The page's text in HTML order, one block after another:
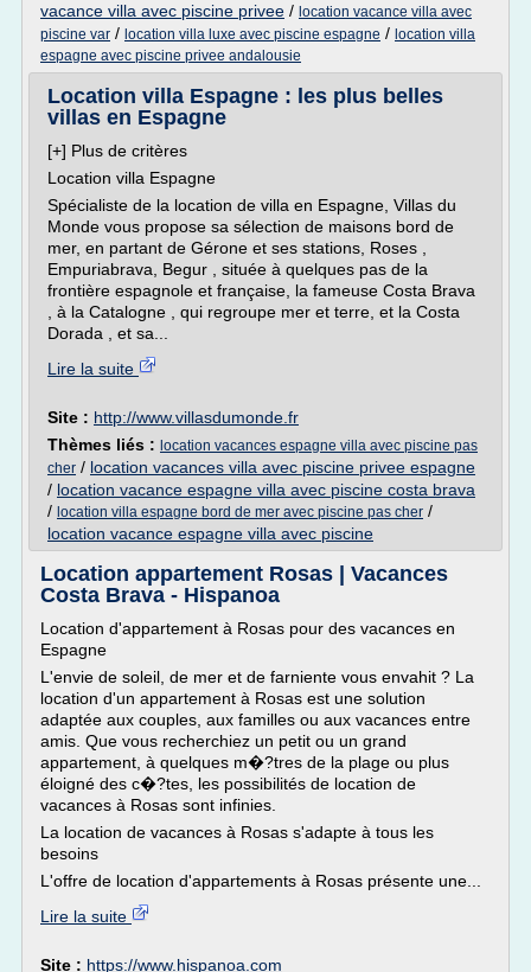
vacance villa avec piscine privee / location vacance villa avec
piscine var / location villa luxe avec piscine espagne / location villa
espagne avec piscine privee andalousie
Location villa Espagne : les plus belles
villas en Espagne
[+] Plus de critères
Location villa Espagne
Spécialiste de la location de villa en Espagne, Villas du
Monde vous propose sa sélection de maisons bord de
mer, en partant de Gérone et ses stations, Roses ,
Empuriabrava, Begur , située à quelques pas de la
frontière espagnole et française, la fameuse Costa Brava
, à la Catalogne , qui regroupe mer et terre, et la Costa
Dorada , et sa...
Lire la suite
Site : http://www.villasdumonde.fr
Thèmes liés : location vacances espagne villa avec piscine pas
cher / location vacances villa avec piscine privee espagne
/ location vacance espagne villa avec piscine costa brava
/ location villa espagne bord de mer avec piscine pas cher /
location vacance espagne villa avec piscine
Location appartement Rosas | Vacances
Costa Brava - Hispanoa
Location d'appartement à Rosas pour des vacances en
Espagne
L'envie de soleil, de mer et de farniente vous envahit ? La
location d'un appartement à Rosas est une solution
adaptée aux couples, aux familles ou aux vacances entre
amis. Que vous recherchiez un petit ou un grand
appartement, à quelques m�?tres de la plage ou plus
éloigné des c�?tes, les possibilités de location de
vacances à Rosas sont infinies.
La location de vacances à Rosas s'adapte à tous les
besoins
L'offre de location d'appartements à Rosas présente une...
Lire la suite
Site : https://www.hispanoa.com